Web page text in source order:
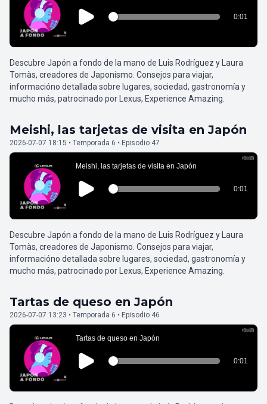
Descubre Japón a fondo de la mano de Luis Rodríguez y Laura
Tomàs, creadores de Japonismo. Consejos para viajar,
informacióno detallada sobre lugares, sociedad, gastronomía y
mucho más, patrocinado por Lexus, Experience Amazing.
Meishi, las tarjetas de visita en Japón
2026-07-07 18:15 • Temporada 6 • Episodio 47
Descubre Japón a fondo de la mano de Luis Rodríguez y Laura
Tomàs, creadores de Japonismo. Consejos para viajar,
informacióno detallada sobre lugares, sociedad, gastronomía y
mucho más, patrocinado por Lexus, Experience Amazing.
Tartas de queso en Japón
2026-07-07 13:23 • Temporada 6 • Episodio 46